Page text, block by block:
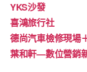
YKS沙發
喜鴻旅行社
德尚汽車檢修現場
葉和軒—數位營銷